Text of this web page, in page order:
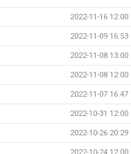
2022-11-16 12:00
2022-11-09 16:53
2022-11-08 13:00
2022-11-08 12:00
2022-11-07 16:47
2022-10-31 12:00
2022-10-26 20:29